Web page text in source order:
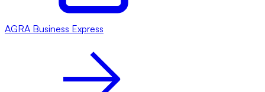
AGRA Business Express